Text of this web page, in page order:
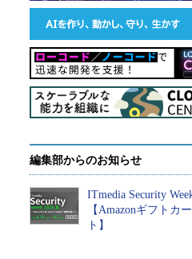
編集部からのお知らせ
ITmedia Security
【Amazonギフトカ
ト】